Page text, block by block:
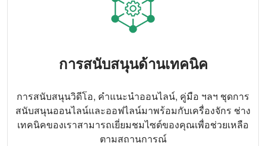
การสนับสนุนด้านเทคนิค
การสนับสนุนวิดีโอ, คำแนะนำออนไลน์, คู่มือ ฯลฯ ชุดการ
สนับสนุนออนไลน์และออฟไลน์มาพร้อมกับเครื่องจักร ช่าง
เทคนิคของเราสามารถเยี่ยมชมไซต์ของคุณเพื่อช่วยเหลือ
ตามสถานการณ์